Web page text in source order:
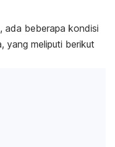
ada beberapa kondisi
yang meliputi berikut